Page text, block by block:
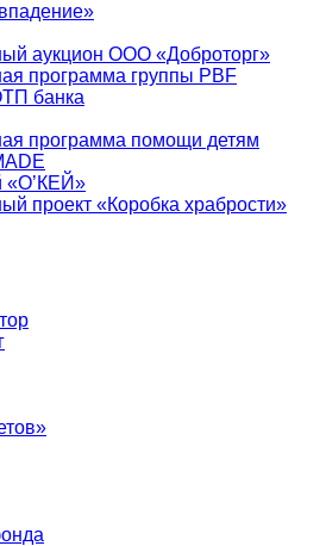
аукцион ООО «Доброторг»
программа группы PBF
банка
программа помощи детям
«О’КЕЙ»
проект «Коробка храбрости»